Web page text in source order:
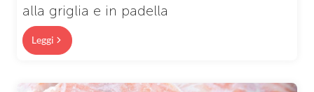
alla griglia e in padella
Leggi